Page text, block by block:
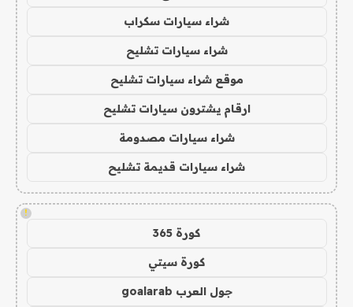
شراء سيارات سكراب
شراء سيارات تشليح
موقع شراء سيارات تشليح
ارقام يشترون سيارات تشليح
شراء سيارات مصدومة
شراء سيارات قديمة تشليح
!
كورة 365
كورة سيتي
جول العرب goalarab